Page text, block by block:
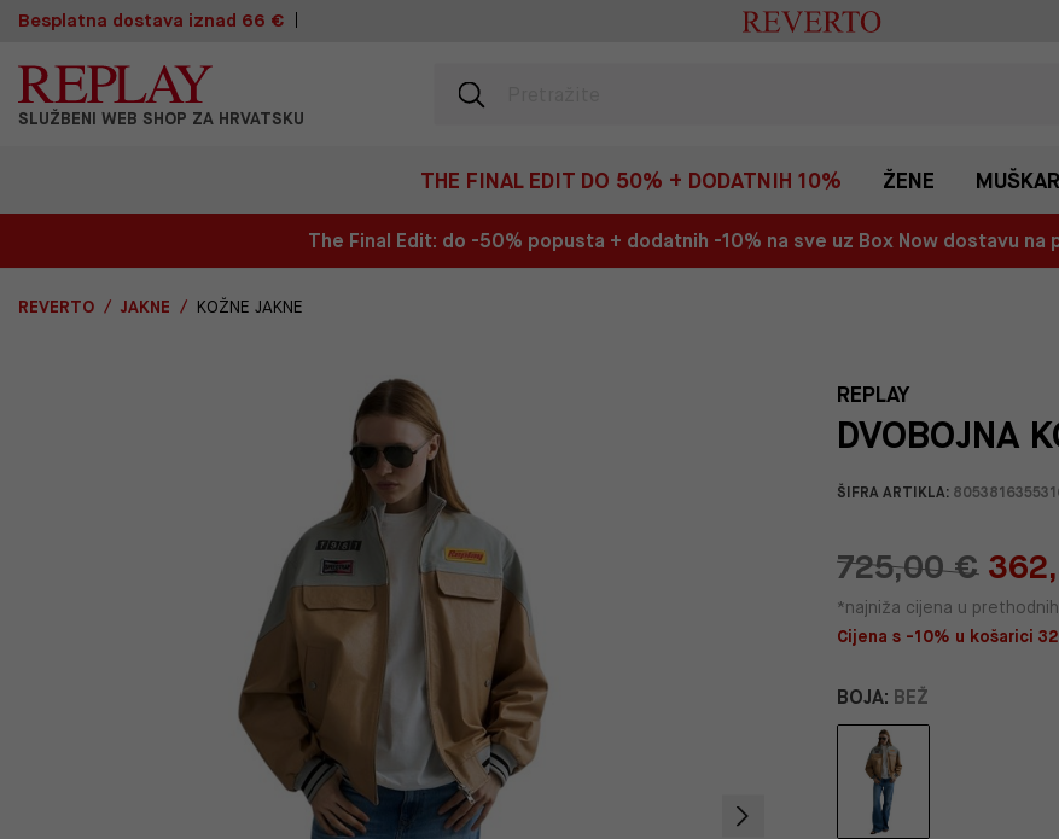
Besplatna dostava iznad 66 €
SLUŽBENI WEB SHOP ZA HRVATSKU
THE FINAL EDIT DO 50% + DODATNIH 10% ŽENE
The Final Edit: do -50% popusta + dodatnih -10% na sve uz Box Now dostavu
REVERTO JAKNE KOŽNE JAKNE
REPLAY
DVOBOJNA
ŠIFRA ARTIKLA:
725,00 €
*najniža cijena u
Cijena s -10% u košarici
BOJA: BEŽ